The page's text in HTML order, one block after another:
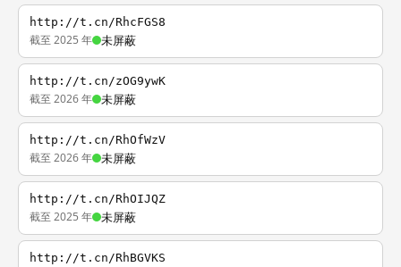
http://t.cn/RhcFGS8
截至 2025 年 未屏蔽
http://t.cn/zOG9ywK
截至 2026 年 未屏蔽
http://t.cn/RhOfWzV
截至 2026 年 未屏蔽
http://t.cn/RhOIJQZ
截至 2025 年 未屏蔽
http://t.cn/RhBGVKS